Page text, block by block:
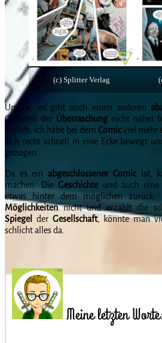
(c) Splitter Verlag
Und ja, es gibt noch einen anderen
Gründen der Überraschungnicht näher
ehrlich, ich habe bei dem Comicviel mehr
sich recht schnell in eine Ecke bewegt
gezogen.
Da es ein abgeschlossener Comicist,
machen. Die Geschichte und auch eine
etwas hinter dem möglichen
Möglichkeitennicht und erzählt die
Spiegel
der Gesellschaft, könnte man
schlicht alles da.
Meine letzten